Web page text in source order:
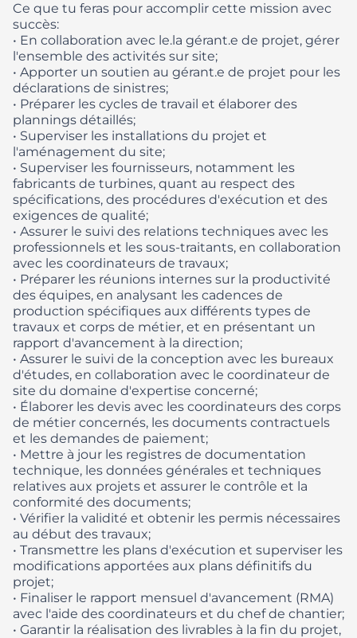
Ce que tu feras pour accomplir cette mission avec
succès:
• En collaboration avec le.la gérant.e de projet, gérer
l'ensemble des activités sur site;
• Apporter un soutien au gérant.e de projet pour les
déclarations de sinistres;
• Préparer les cycles de travail et élaborer des
plannings détaillés;
• Superviser les installations du projet et
l'aménagement du site;
• Superviser les fournisseurs, notamment les
fabricants de turbines, quant au respect des
spécifications, des procédures d'exécution et des
exigences de qualité;
• Assurer le suivi des relations techniques avec les
professionnels et les sous-traitants, en collaboration
avec les coordinateurs de travaux;
• Préparer les réunions internes sur la productivité
des équipes, en analysant les cadences de
production spécifiques aux différents types de
travaux et corps de métier, et en présentant un
rapport d'avancement à la direction;
• Assurer le suivi de la conception avec les bureaux
d'études, en collaboration avec le coordinateur de
site du domaine d'expertise concerné;
• ​Élaborer les devis avec les coordinateurs des corps
de métier concernés, les documents contractuels
et les demandes de paiement;
• Mettre à jour les registres de documentation
technique, les données générales et techniques
relatives aux projets et assurer le contrôle et la
conformité des documents;
• Vérifier la validité et obtenir les permis nécessaires
au début des travaux;
• Transmettre les plans d'exécution et superviser les
modifications apportées aux plans définitifs du
projet;
• Finaliser le rapport mensuel d'avancement (RMA)
avec l'aide des coordinateurs et du chef de chantier;
• Garantir la réalisation des livrables à la fin du projet,